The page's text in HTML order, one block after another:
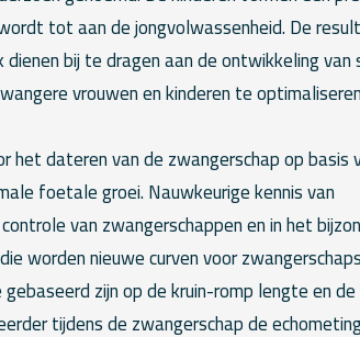
tot aan de jongvolwassenheid. De
bij te dragen aan de ontwikkeling
vrouwen en kinderen te
het dateren van de zwangerschap op basis
foetale groei. Nauwkeurige kennis van
van zwangerschappen en in het
worden nieuwe curven voor
zijn op de kruin-romp lengte en
tijdens de zwangerschap de